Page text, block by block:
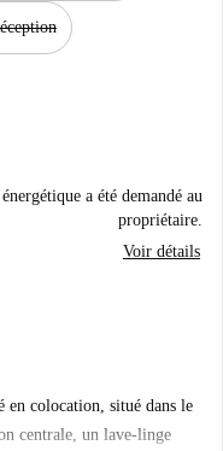
a été demandé au
propriétaire.
Voir détails
en colocation, situé dans le
centrale, un lave-linge